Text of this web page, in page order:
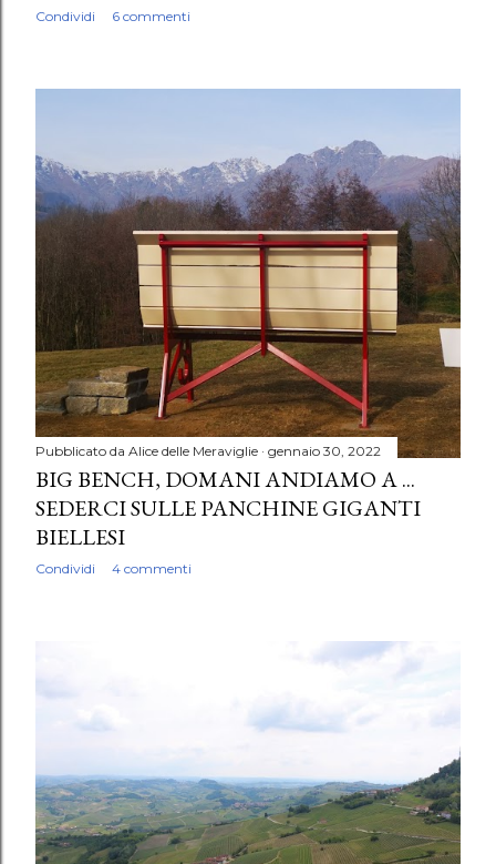
Condividi 6 commenti
Pubblicato da Alice delle Meraviglie gennaio 30, 2022
BIG BENCH, DOMANI ANDIAMO A ...
SEDERCI SULLE PANCHINE GIGANTI
BIELLESI
Condividi 4 commenti